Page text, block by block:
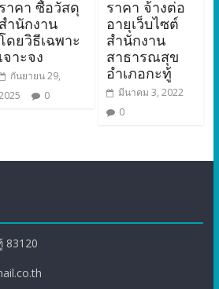
ราคา ซื้อวัสดุ
สำนักงาน
ดยวิธีเฉพาะ
เจาะจง
กันยายน 29,
0
ราคา จ้างต่อ
อายุเว็บไซต์
สำนักงาน
สาธารณสุข
อำเภอกะทู้
มีนาคม 3, 2022
0
83120